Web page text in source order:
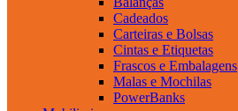
Cadeados
Carteiras e Bolsas
Cintas e Etiquetas
Frascos e Embalagens
Malas e Mochilas
PowerBanks